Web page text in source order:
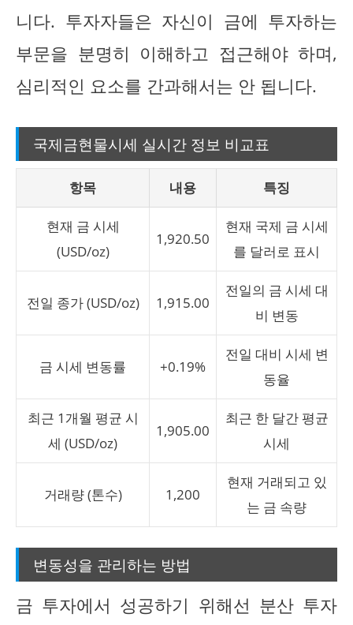
니다. 투자자들은 자신이 금에 투자하는
부문을 분명히 이해하고 접근해야 하며,
심리적인 요소를 간과해서는 안 됩니다.
국제금현물시세 실시간 정보 비교표
항목 내용 특징
현재 금 시세
(USD/oz)
1,920.50
현재 국제 금 시세
를 달러로 표시
전일 종가 (USD/oz) 1,915.00
전일의 금 시세 대
비 변동
금 시세 변동률 +0.19%
전일 대비 시세 변
동율
최근 1개월 평균 시
세 (USD/oz)
1,905.00
최근 한 달간 평균
시세
거래량 (톤수) 1,200
현재 거래되고 있
는 금 속량
변동성을 관리하는 방법
금 투자에서 성공하기 위해선 분산 투자